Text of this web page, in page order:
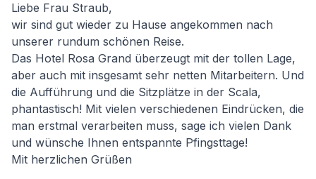
ANREISE
Liebe Frau Straub,
wir sind gut wieder zu Hause angekommen nach
unserer rundum schönen Reise.
Das Hotel Rosa Grand überzeugt mit der tollen Lage,
aber auch mit insgesamt sehr netten Mitarbeitern. Und
die Aufführung und die Sitzplätze in der Scala,
phantastisch! Mit vielen verschiedenen Eindrücken, die
man erstmal verarbeiten muss, sage ich vielen Dank
und wünsche Ihnen entspannte Pfingsttage!
Mit herzlichen Grüßen